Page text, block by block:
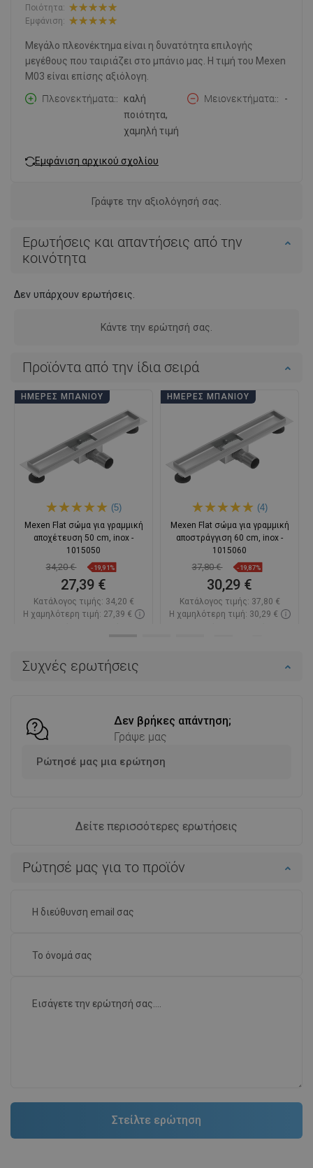
Συχνές ερωτήσεις
Δεν βρήκες απάντηση;
Γράψε μας
Ρώτησέ μας μια ερώτηση
Δείτε περισσότερες ερωτήσεις
Ποιότητα:
Εμφάνιση:
Μεγάλο πλεονέκτημα είναι η δυνατότητα επιλογής
μεγέθους που ταιριάζει στο μπάνιο μας. Η τιμή του Mexen
M03 είναι επίσης αξιόλογη.
Πλεονεκτήματα:
καλή
ποιότητα,
χαμηλή τιμή
Μειονεκτήματα: -
Εμφάνιση αρχικού σχολίου
Γράψτε την αξιολόγησή σας.
Ερωτήσεις και απαντήσεις από την
κοινότητα
Δεν υπάρχουν ερωτήσεις.
Κάντε την ερώτησή σας.
Ρώτησέ μας για το προϊόν
Προϊόντα από την ίδια σειρά
ΗΜΈΡΕΣ ΜΠΆΝΙΟΥ
(5)
Mexen Flat σώμα για γραμμική
αποχέτευση 50 cm, inox -
1015050
34,20 € -19,91%
27,39 €
Κατάλογος τιμής: 34,20 €
Η χαμηλότερη τιμή: 27,39 €
ΗΜΈΡΕΣ ΜΠΆΝΙΟΥ
(4)
Mexen Flat σώμα για γραμμική
αποστράγγιση 60 cm, inox -
1015060
37,80 € -19,87%
30,29 €
Κατάλογος τιμής: 37,80 €
Η χαμηλότερη τιμή: 30,29 €